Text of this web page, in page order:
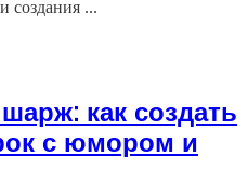
создания ...
как создать
с юмором и